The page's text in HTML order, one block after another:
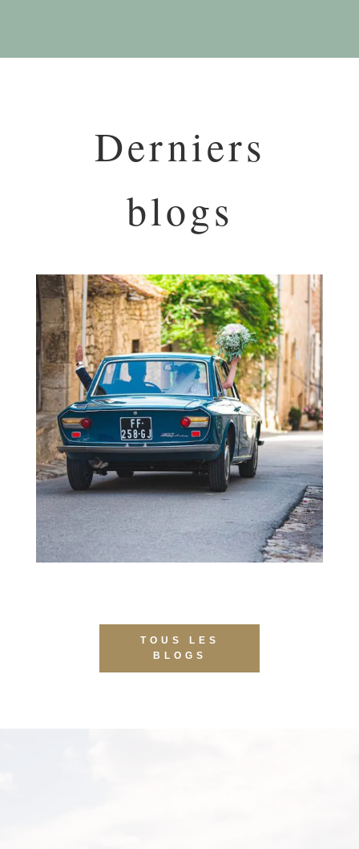
Derniers
blogs
TOUS LES
BLOGS